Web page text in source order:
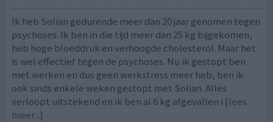
Ik heb Solian gedurende meer dan 20 jaar genomen tegen
psychoses. Ik ben in die tijd meer dan 25 kg bijgekomen,
heb hoge bloeddruk en verhoogde cholesterol. Maar het
is wel effectief tegen de psychoses. Nu ik gestopt ben
met werken en dus geen werkstress meer heb, ben ik
ook sinds enkele weken gestopt met Solian. Alles
verloopt uitstekend en ik ben al 6 kg afgevallen i [lees
meer...]